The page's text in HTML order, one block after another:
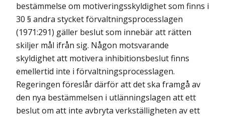
bestämmelse om motiveringsskyldighet som finns i
30 § andra stycket förvaltningsprocesslagen
(1971:291) gäller beslut som innebär att rätten
skiljer mål ifrån sig. Någon motsvarande
skyldighet att motivera inhibitionsbeslut finns
emellertid inte i förvaltningsprocesslagen.
Regeringen föreslår därför att det ska framgå av
den nya bestämmelsen i utlänningslagen att ett
beslut om att inte avbryta verkställigheten av ett